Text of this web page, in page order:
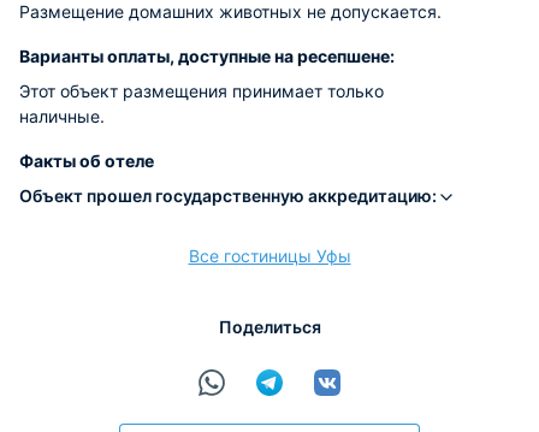
Размещение домашних животных не допускается.
Варианты оплаты, доступные на ресепшене:
Этот объект размещения принимает только
наличные.
Факты об отеле
Объект прошел государственную аккредитацию:
Все гостиницы Уфы
Поделиться